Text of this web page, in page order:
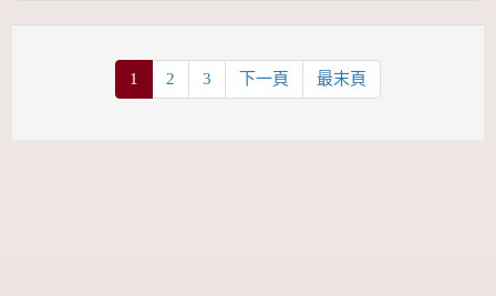
1 2 3 下一頁 最末頁